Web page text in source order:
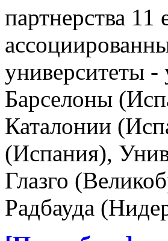
партнерства 11
университеты
Барселоны
Каталонии
(Испания),
Глазго
Радбауда